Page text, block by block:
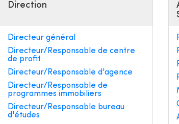
Direction
Directeur général
Directeur/Responsable de centre
de profit
Directeur/Responsable d'agence
Directeur/Responsable de
programmes immobiliers
Directeur/Responsable bureau
d'études